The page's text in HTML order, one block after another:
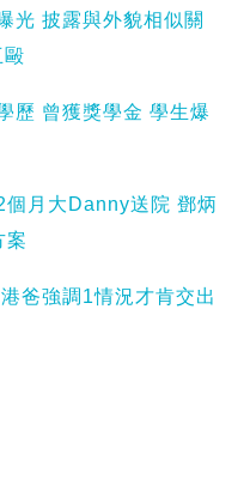
光 披露與外貌相似關
毆
歷 曾獲獎學金 學生爆
月大Danny送院 鄧炳
案
爸強調1情況才肯交出